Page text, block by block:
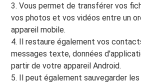
3. Vous permet de transférer vos
vos photos et vos vidéos entre un
appareil mobile.
4. Il restaure également vos
messages texte, données
partir de votre appareil Android.
5. Il peut également sauvegarder